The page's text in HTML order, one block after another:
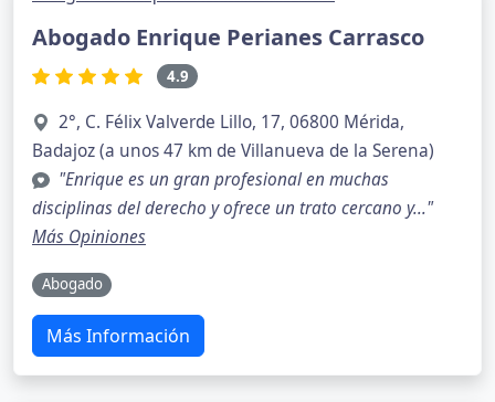
Abogado Enrique Perianes Carrasco
4.9
2°, C. Félix Valverde Lillo, 17, 06800 Mérida,
Badajoz (a unos 47 km de Villanueva de la Serena)
"Enrique es un gran profesional en muchas
disciplinas del derecho y ofrece un trato cercano y..."
Más Opiniones
Abogado
Más Información